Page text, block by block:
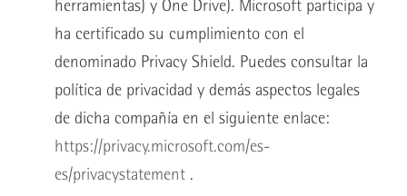
herramientas) y One Drive). Microsoft participa y
ha certificado su cumplimiento con el
denominado Privacy Shield. Puedes consultar la
política de privacidad y demás aspectos legales
de dicha compañía en el siguiente enlace:
https://privacy.microsoft.com/es-
es/privacystatement.